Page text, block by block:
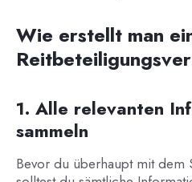
Wie erstellt man
1. Alle relevanten
sammeln
Bevor du überhaupt mit dem